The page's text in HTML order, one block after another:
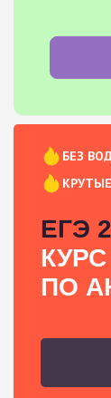
БЕЗ
ЕГЭ
КУРС
ПО